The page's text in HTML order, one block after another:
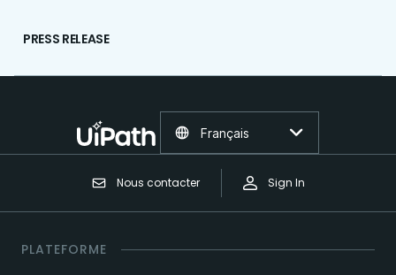
PRESS RELEASE
Nous contacter Sign In
Français
PLATEFORME